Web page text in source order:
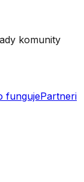
komunity
fungujePartneri